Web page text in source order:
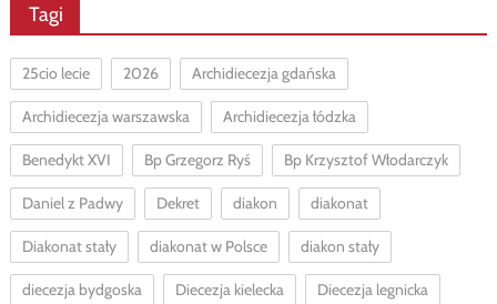
Tagi
25cio lecie 2026 Archidiecezja gdańska
Archidiecezja warszawska Archidiecezja łódzka
Benedykt XVI Bp Grzegorz Ryś Bp Krzysztof Włodarczyk
Daniel z Padwy Dekret diakon diakonat
Diakonat stały diakonat w Polsce diakon stały
diecezja bydgoska Diecezja kielecka Diecezja legnicka